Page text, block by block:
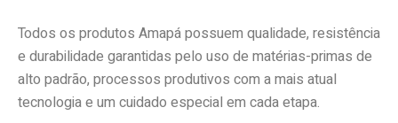
Todos os produtos Amapá possuem qualidade, resistência
e durabilidade garantidas pelo uso de matérias-primas de
alto padrão, processos produtivos com a mais atual
tecnologia e um cuidado especial em cada etapa.